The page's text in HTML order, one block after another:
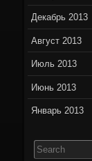
Декабрь 2013
Август 2013
Июль 2013
Июнь 2013
Январь 2013
for: